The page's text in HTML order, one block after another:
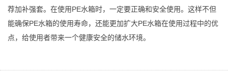
荐加补强套。在使用PE水箱时，一定要正确和安全使用。这样不但
能确保PE水箱的使用寿命，还能更加扩大PE水箱在使用过程中的优
点，给使用者带来一个健康安全的储水环境。